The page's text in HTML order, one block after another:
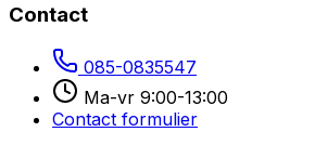
Contact
085-0835547
Ma-vr 9:00-13:00
Contact formulier